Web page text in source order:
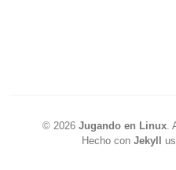
© 2026 Jugando en Linux.
Hecho con Jekyll